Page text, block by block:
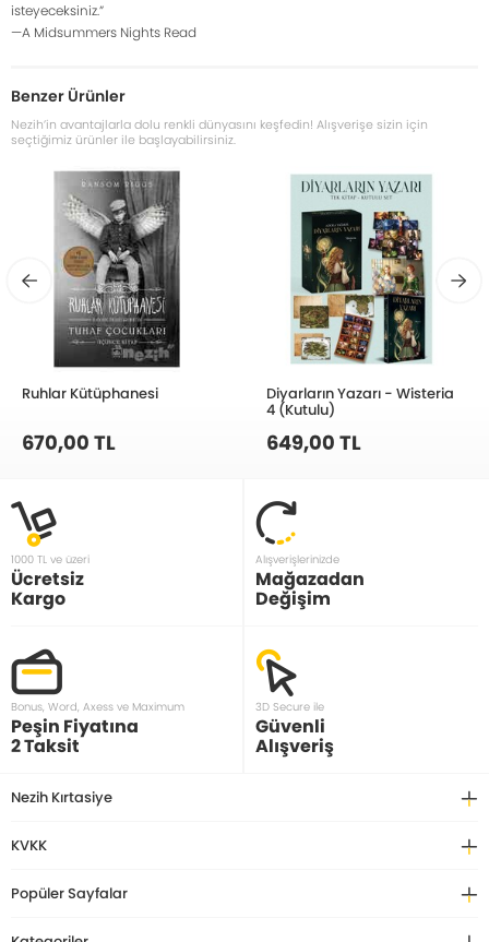
isteyeceksiniz.”
—A Midsummers Nights Read
Benzer Ürünler
Nezih’in avantajlarla dolu renkli dünyasını keşfedin! Alışverişe sizin için
seçtiğimiz ürünler ile başlayabilirsiniz.
Ruhlar Kütüphanesi
670,00 TL
Diyarların Yazarı - Wisteria
4 (Kutulu)
649,00 TL
1000 TL ve üzeri
Ücretsiz
Kargo
Alışverişlerinizde
Mağazadan
Değişim
Bonus, Word, Axess ve Maximum
Peşin Fiyatına
2 Taksit
3D Secure ile
Güvenli
Alışveriş
Nezih Kırtasiye
KVKK
Popüler Sayfalar